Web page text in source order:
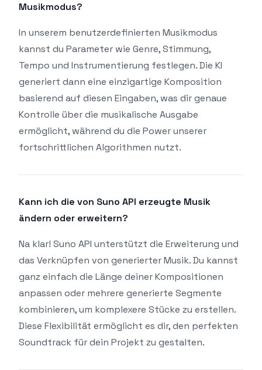
Musikmodus?
In unserem benutzerdefinierten Musikmodus
kannst du Parameter wie Genre, Stimmung,
Tempo und Instrumentierung festlegen. Die KI
generiert dann eine einzigartige Komposition
basierend auf diesen Eingaben, was dir genaue
Kontrolle über die musikalische Ausgabe
ermöglicht, während du die Power unserer
fortschrittlichen Algorithmen nutzt.
Kann ich die von Suno API erzeugte Musik
ändern oder erweitern?
Na klar! Suno API unterstützt die Erweiterung und
das Verknüpfen von generierter Musik. Du kannst
ganz einfach die Länge deiner Kompositionen
anpassen oder mehrere generierte Segmente
kombinieren, um komplexere Stücke zu erstellen.
Diese Flexibilität ermöglicht es dir, den perfekten
Soundtrack für dein Projekt zu gestalten.